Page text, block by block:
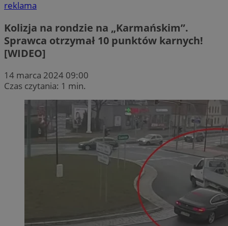
reklama
Kolizja na rondzie na „Karmańskim”.
Sprawca otrzymał 10 punktów karnych!
[WIDEO]
14 marca 2024 09:00
Czas czytania: 1 min.